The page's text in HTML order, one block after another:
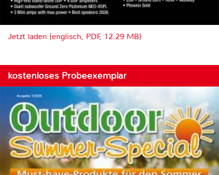
Jetzt laden (englisch, PDF, 12.29 MB)
kostenloses Probeexemplar